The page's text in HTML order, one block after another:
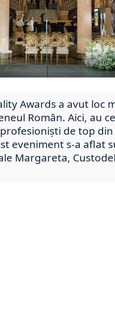
Awards a avut loc
Român. Aici, au
de top din
eveniment s-a aflat
Margareta,